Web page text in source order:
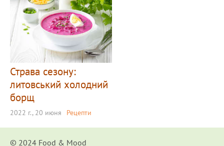
Страва сезону:
литовський холодний
борщ
2022 г., 20 июня Рецепти
© 2024 Food & Мood